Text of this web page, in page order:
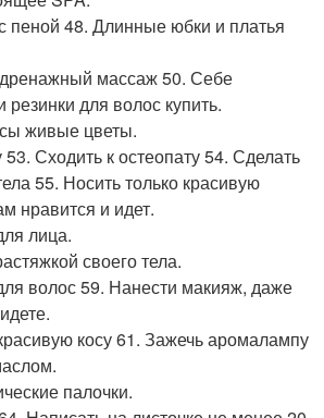
пеной 48. Длинные юбки и платья
массаж 50. Себе
резинки для волос купить.
живые цветы.
Сходить к остеопату 54. Сделать
55. Носить только красивую
нравится и идет.
лица.
своего тела.
волос 59. Нанести макияж, даже
косу 61. Зажечь аромалампу
палочки.